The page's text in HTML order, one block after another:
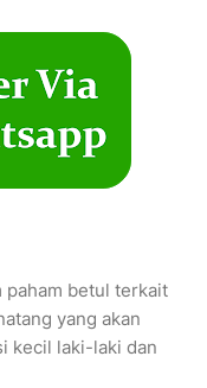
paham betul terkait
yang akan
kecil laki-laki dan